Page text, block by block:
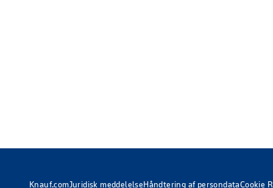
Knauf.comJuridisk meddelelseHåndtering af persondataCookie